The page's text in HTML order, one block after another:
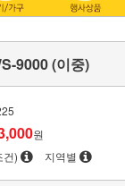
9000 (이중)
원
건) 지역별